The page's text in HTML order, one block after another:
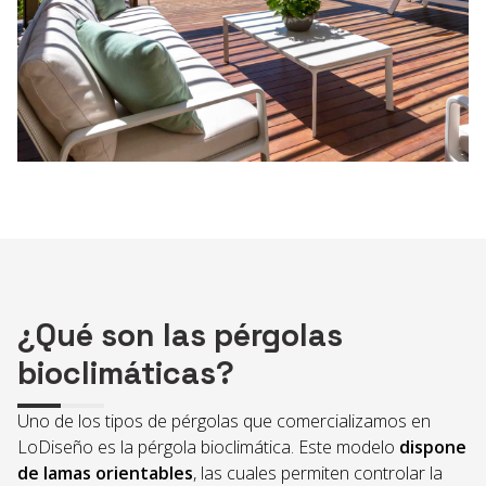
¿Qué son las pérgolas
bioclimáticas?
Uno de los tipos de pérgolas que comercializamos en
LoDiseño es la pérgola bioclimática. Este modelo dispone
de lamas orientables, las cuales permiten controlar la